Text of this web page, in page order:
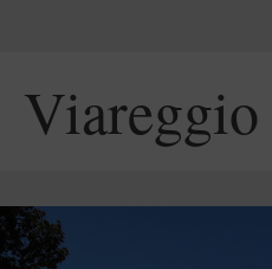
Viareggio